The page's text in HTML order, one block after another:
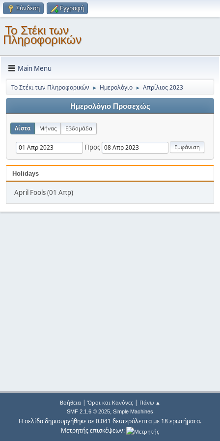
Σύνδεση Εγγραφή
Το Στέκι των
Πληροφορικών
Main Menu
Το Στέκι των Πληροφορικών ► Ημερολόγιο ► Απρίλιος 2023
Ημερολόγιο Προσεχώς
Λίστα Μήνας Εβδομάδα
Προς
Holidays
April Fools (01 Απρ)
Βοήθεια| Όροι και Κανόνες| Πάνω ▲
SMF 2.1.6 © 2025, Simple Machines
Η σελίδα δημιουργήθηκε σε 0.041 δευτερόλεπτα με 18 ερωτήματα.
Μετρητής επισκέψεων: